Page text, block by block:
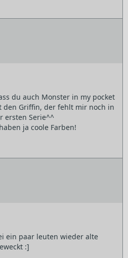
du auch Monster in my pocket
den Griffin, der fehlt mir noch in
ersten Serie^^
ja coole Farben!
ein paar leuten wieder alte
:]